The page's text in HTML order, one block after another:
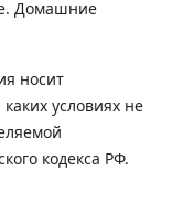
Домашние
носит
условиях не
кодекса РФ.